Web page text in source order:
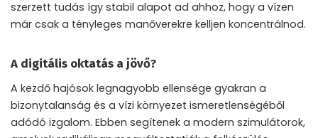
szerzett tudás így stabil alapot ad ahhoz, hogy a vízen
már csak a tényleges manőverekre kelljen koncentrálnod.
A digitális oktatás a jövő?
A kezdő hajósok legnagyobb ellensége gyakran a
bizonytalanság és a vízi környezet ismeretlenségéből
adódó izgalom. Ebben segítenek a modern szimulátorok,